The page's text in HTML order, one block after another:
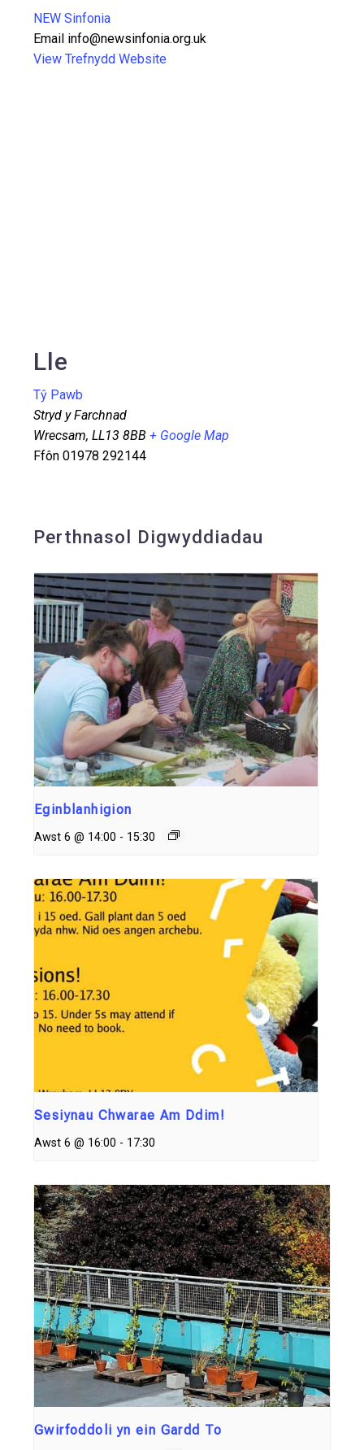
NEW Sinfonia
Email info@newsinfonia.org.uk
View Trefnydd Website
Lle
Tŷ Pawb
Stryd y Farchnad
Wrecsam, LL13 8BB + Google Map
Ffôn 01978 292144
Perthnasol Digwyddiadau
Eginblanhigion
Awst 6 @ 14:00 - 15:30
Sesiynau Chwarae Am Ddim!
Awst 6 @ 16:00 - 17:30
Gwirfoddoli yn ein Gardd To